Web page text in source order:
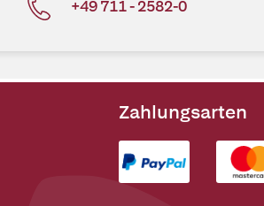
+49 711 - 2582-0
Zahlungsarten